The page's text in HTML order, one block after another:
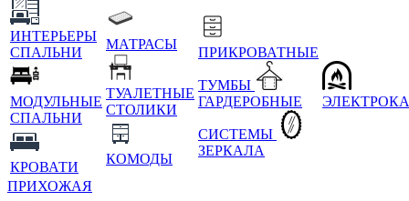
ИНТЕРЬЕРЫ
СПАЛЬНИ
МОДУЛЬНЫЕ
СПАЛЬНИ
КРОВАТИ
МАТРАСЫ
ТУАЛЕТНЫЕ
СТОЛИКИ
КОМОДЫ
ПРИКРОВАТНЫЕ
ТУМБЫ
ГАРДЕРОБНЫЕ
СИСТЕМЫ
ЗЕРКАЛА
ПРИХОЖАЯ